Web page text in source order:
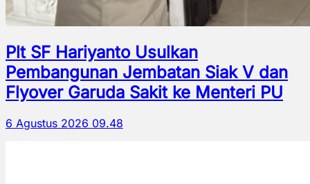
Plt SF Hariyanto Usulkan
Pembangunan Jembatan Siak V dan
Flyover Garuda Sakit ke Menteri PU
6 Agustus 2026 09.48